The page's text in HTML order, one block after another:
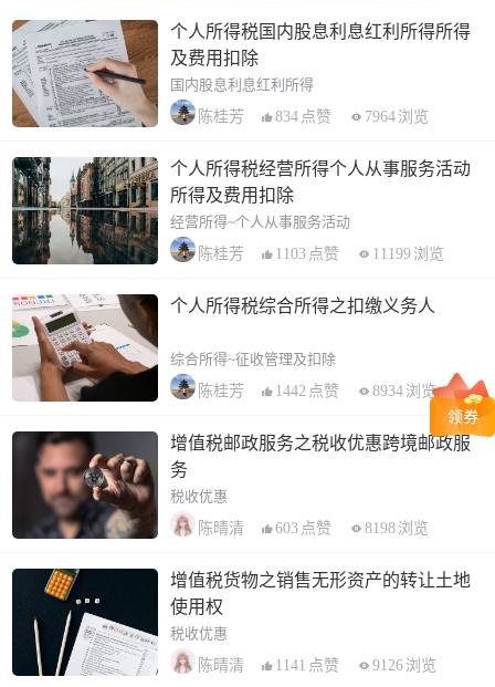
个人所得税国内股息利息红利所得所得
及费用扣除
国内股息利息红利所得
陈桂芳
834 点赞 7964 浏览
个人所得税经营所得个人从事服务活动
所得及费用扣除
经营所得~个人从事服务活动
陈桂芳
1103 点赞 11199 浏览
个人所得税综合所得之扣缴义务人
综合所得~征收管理及扣除
陈桂芳
1442 点赞 8934 浏览
增值税邮政服务之税收优惠跨境邮政服
务
税收优惠
陈晴清
603 点赞 8198 浏览
增值税货物之销售无形资产的转让土地
使用权
税收优惠
陈晴清
1141 点赞 9126 浏览